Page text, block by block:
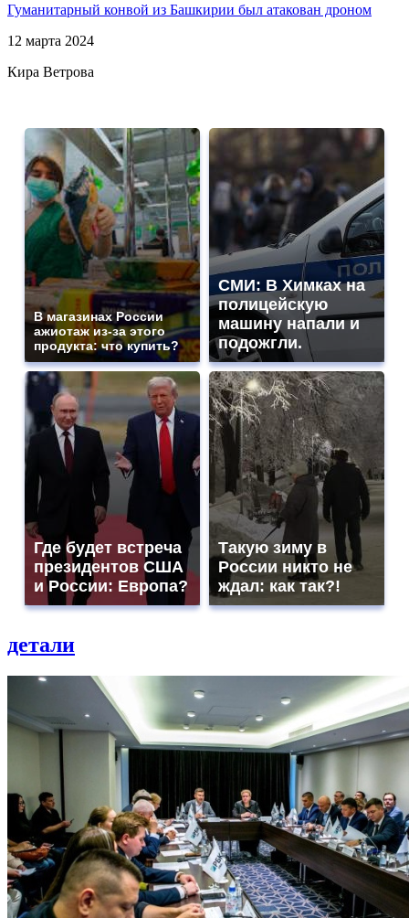
Гуманитарный конвой из Башкирии был атакован дроном
12 марта 2024
Кира Ветрова
В магазинах России
ажиотаж из-за этого
продукта: что купить?
СМИ: В Химках на
полицейскую
машину напали и
подожгли.
Где будет встреча
президентов США
и России: Европа?
Такую зиму в
России никто не
ждал: как так?!
детали